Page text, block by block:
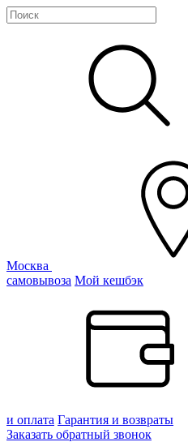
Москва
самовывоза Мой кешбэк
и оплата Гарантия и возвраты
Заказать обратный звонок